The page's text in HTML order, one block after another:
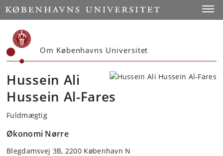
Start
Om Københavns Universitet
Hussein Ali
Hussein Al-Fares
Fuldmægtig
Økonomi Nørre
Blegdamsvej 3B, 2200 København N